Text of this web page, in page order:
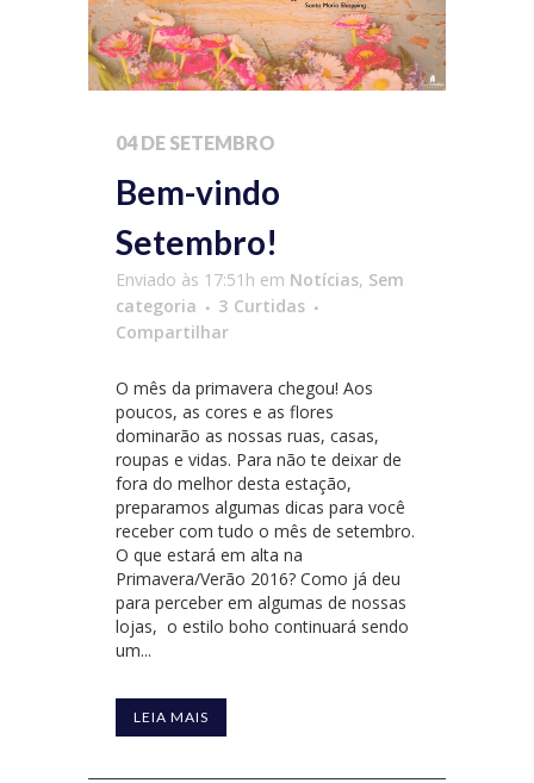
04 DE SETEMBRO
Bem-vindo
Setembro!
Enviado às 17:51h em Notícias, Sem
categoria
3 Curtidas
Compartilhar
O mês da primavera chegou! Aos
poucos, as cores e as flores
dominarão as nossas ruas, casas,
roupas e vidas. Para não te deixar de
fora do melhor desta estação,
preparamos algumas dicas para você
receber com tudo o mês de setembro.
O que estará em alta na
Primavera/Verão 2016? Como já deu
para perceber em algumas de nossas
lojas, o estilo boho continuará sendo
um...
LEIA MAIS